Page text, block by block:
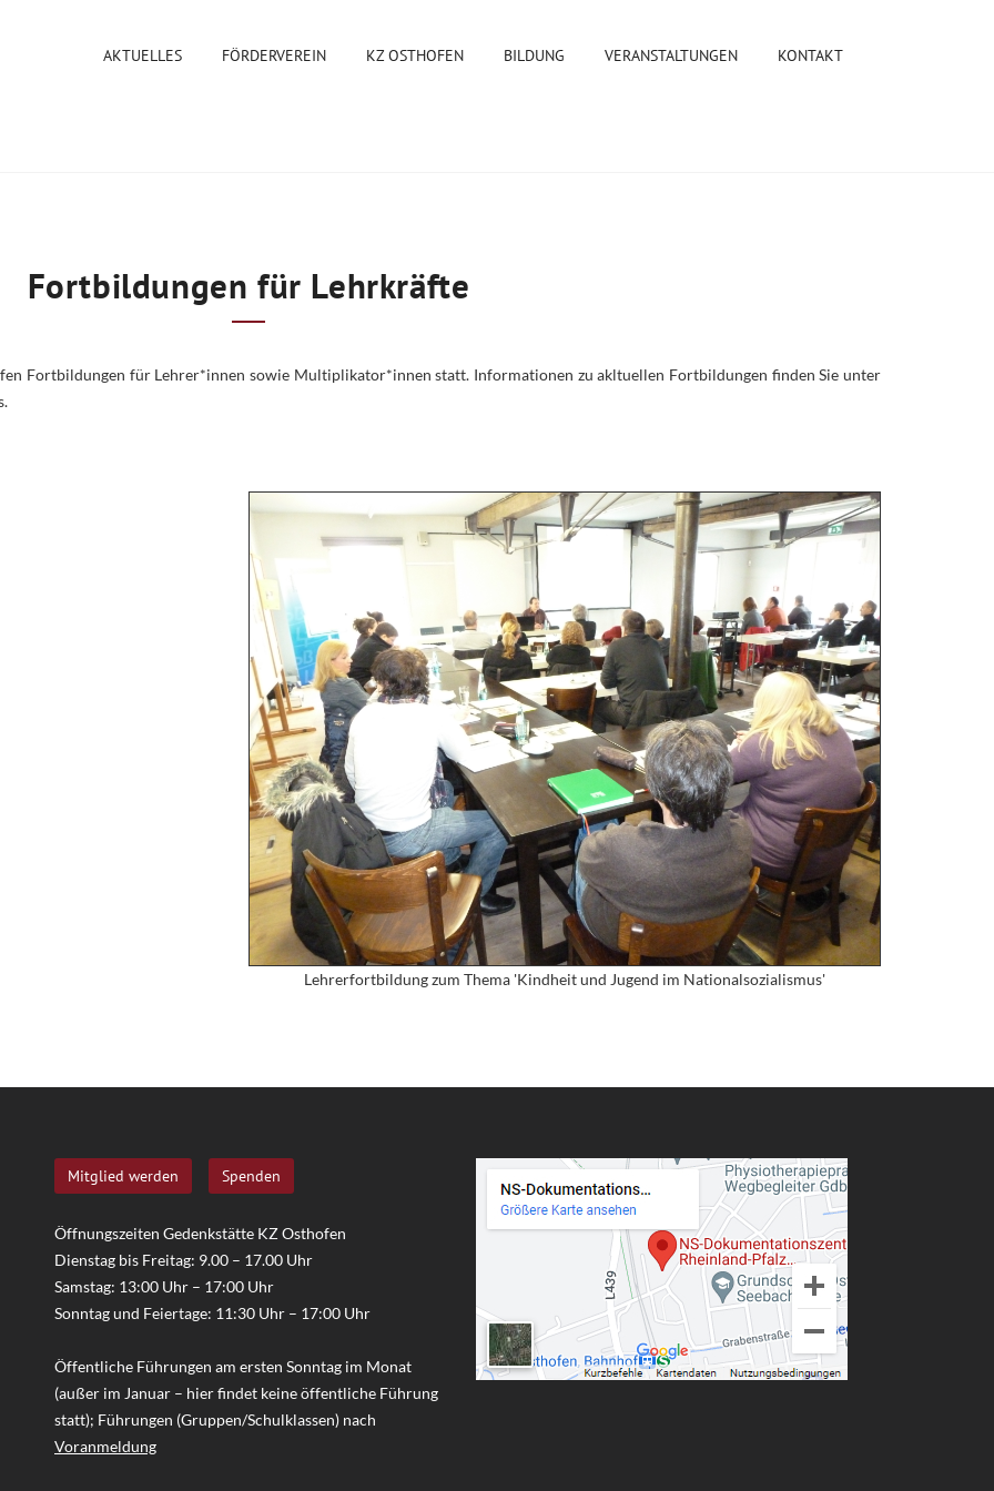
AKTUELLES FÖRDERVEREIN KZ OSTHOFEN BILDUNG VERANSTALTUNGEN KONTAKT
Fortbildungen für Lehrkräfte
Fortbildungen für Lehrer*innen sowie Multiplikator*innen statt. Informationen zu akltuellen Fortbildungen finden Sie unter
Lehrerfortbildung zum Thema 'Kindheit und Jugend im Nationalsozialismus'
Mitglied werden Spenden
Öffnungszeiten Gedenkstätte KZ Osthofen
Dienstag bis Freitag: 9.00 – 17.00 Uhr
Samstag: 13:00 Uhr – 17:00 Uhr
Sonntag und Feiertage: 11:30 Uhr – 17:00 Uhr
Öffentliche Führungen am ersten Sonntag im Monat
(außer im Januar – hier findet keine öffentliche Führung
statt); Führungen (Gruppen/Schulklassen) nach
Voranmeldung